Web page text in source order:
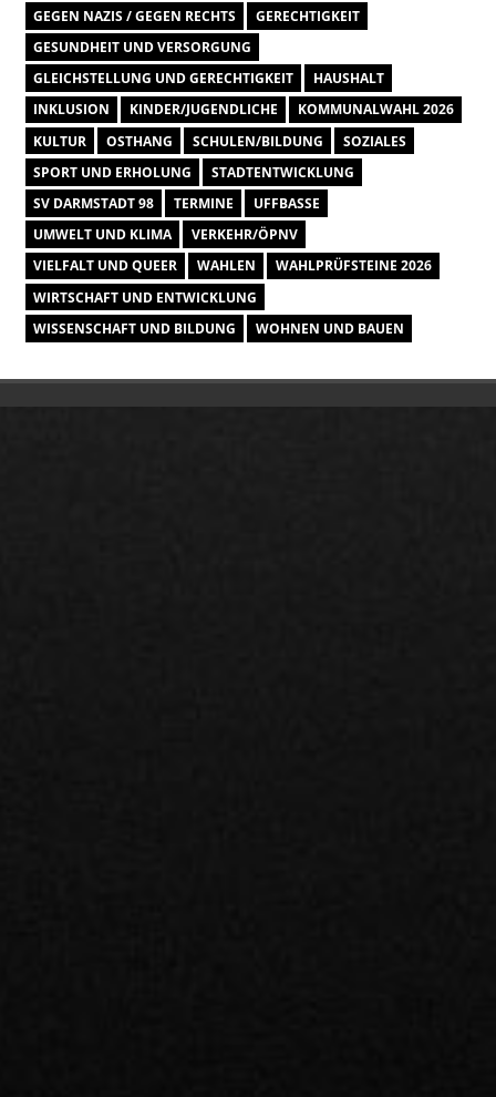
GEGEN NAZIS / GEGEN RECHTS
GERECHTIGKEIT
GESUNDHEIT UND VERSORGUNG
GLEICHSTELLUNG UND GERECHTIGKEIT
HAUSHALT
INKLUSION
KINDER/JUGENDLICHE
KOMMUNALWAHL 2026
KULTUR
OSTHANG SCHULEN/BILDUNG
SOZIALES
SPORT UND ERHOLUNG
STADTENTWICKLUNG
SV DARMSTADT 98
TERMINE
UFFBASSE
UMWELT UND KLIMA
VERKEHR/ÖPNV
VIELFALT UND QUEER
WAHLEN
WAHLPRÜFSTEINE 2026
WIRTSCHAFT UND ENTWICKLUNG
WISSENSCHAFT UND BILDUNG
WOHNEN UND BAUEN